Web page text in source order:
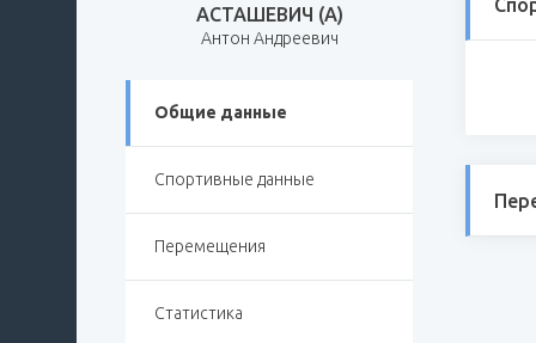
АСТАШЕВИЧ (А)
Антон Андреевич
Общие данные
Спортивные данные
Перемещения
Статистика